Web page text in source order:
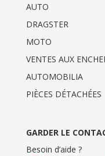
AUTO
DRAGSTER
MOTO
VENTES AUX
AUTOMOBILIA
PIÈCES DÉTACHÉES
GARDER LE
Besoin d’aide ?